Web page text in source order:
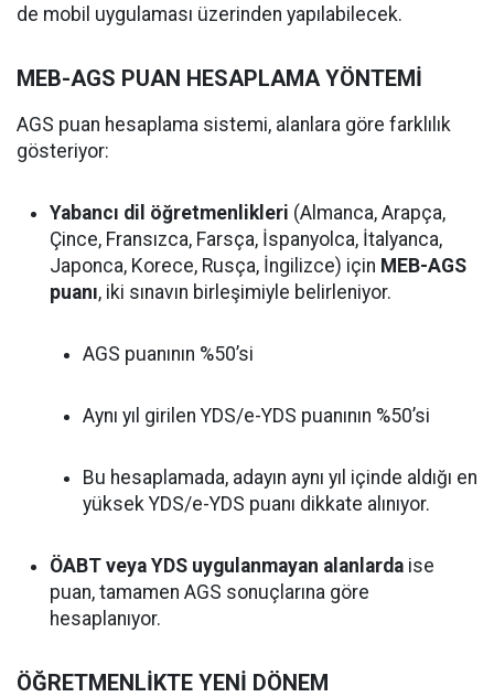
de mobil uygulaması üzerinden yapılabilecek.
MEB-AGS PUAN HESAPLAMA YÖNTEMİ
AGS puan hesaplama sistemi, alanlara göre farklılık
gösteriyor:
Yabancı dil öğretmenlikleri (Almanca, Arapça,
Çince, Fransızca, Farsça, İspanyolca, İtalyanca,
Japonca, Korece, Rusça, İngilizce) için MEB-AGS
puanı, iki sınavın birleşimiyle belirleniyor.
AGS puanının %50’si
Aynı yıl girilen YDS/e-YDS puanının %50’si
Bu hesaplamada, adayın aynı yıl içinde aldığı en
yüksek YDS/e-YDS puanı dikkate alınıyor.
ÖABT veya YDS uygulanmayan alanlarda ise
puan, tamamen AGS sonuçlarına göre
hesaplanıyor.
ÖĞRETMENLİKTE YENİ DÖNEM